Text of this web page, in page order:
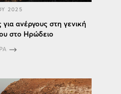
2025
ανέργους στη γενική
στο Ηρώδειο